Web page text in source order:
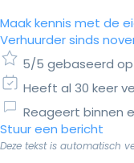
Maak kennis met de
Verhuurder sinds
5/5 gebaseerd op
Heeft al 30 keer
Reageert binnen
Stuur een bericht
Deze tekst is automatisch